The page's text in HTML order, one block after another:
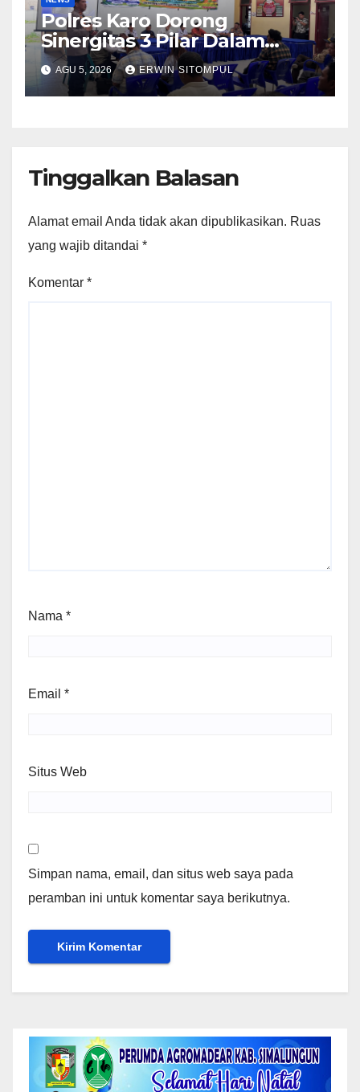
Polres Karo Dorong
Sinergitas 3 Pilar Dalam
Pelatihan Pencengahan dan
Mitigasi Bencana Tahun 2026
AGU 5, 2026 ERWIN SITOMPUL
Tinggalkan Balasan
Alamat email Anda tidak akan dipublikasikan. Ruas
yang wajib ditandai *
Komentar *
Nama *
Email *
Situs Web
Simpan nama, email, dan situs web saya pada
peramban ini untuk komentar saya berikutnya.